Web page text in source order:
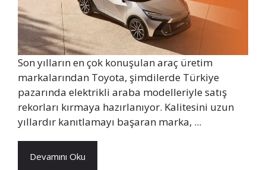
Son yılların en çok konuşulan araç üretim
markalarından Toyota, şimdilerde Türkiye
pazarında elektrikli araba modelleriyle satış
rekorları kırmaya hazırlanıyor. Kalitesini uzun
yıllardır kanıtlamayı başaran marka, ...
Devamını Oku